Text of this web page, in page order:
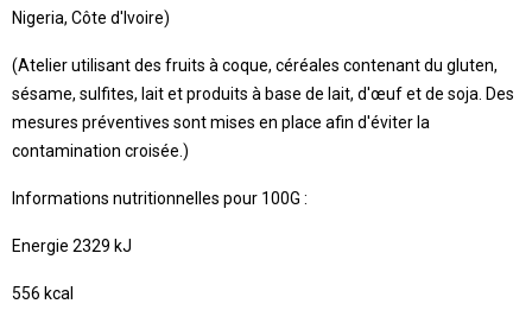
Nigeria, Côte d'Ivoire)
(Atelier utilisant des fruits à coque, céréales contenant du gluten,
sésame, sulfites, lait et produits à base de lait, d'œuf et de soja. Des
mesures préventives sont mises en place afin d'éviter la
contamination croisée.)
Informations nutritionnelles pour 100G :
Energie 2329 kJ
556 kcal